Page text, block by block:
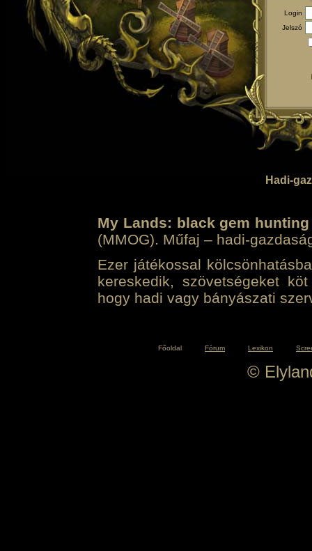
Login
Jelszó
Hadi-
My Lands: black gem hunting
(MMOG). Műfaj – hadi-
Ezer játékossal
kereskedik, szövetségeket
hogy hadi vagy bányászati
Főoldal Fórum Lexikon
©